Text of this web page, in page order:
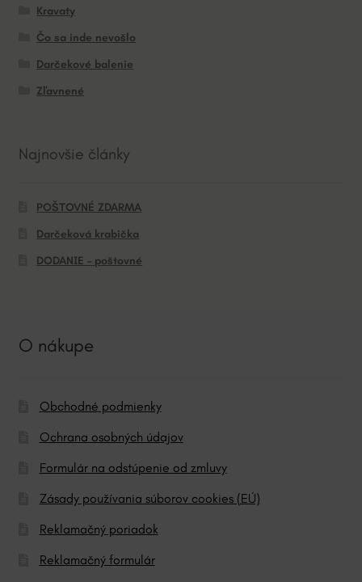
Kravaty
Čo sa inde nevošlo
Darčekové balenie
Zľavnené
Najnovšie články
POŠTOVNÉ ZDARMA
Darčeková krabička
DODANIE – poštovné
O nákupe
Obchodné podmienky
Ochrana osobných údajov
Formulár na odstúpenie od zmluvy
Zásady používania súborov cookies (EÚ)
Reklamačný poriadok
Reklamačný formulár